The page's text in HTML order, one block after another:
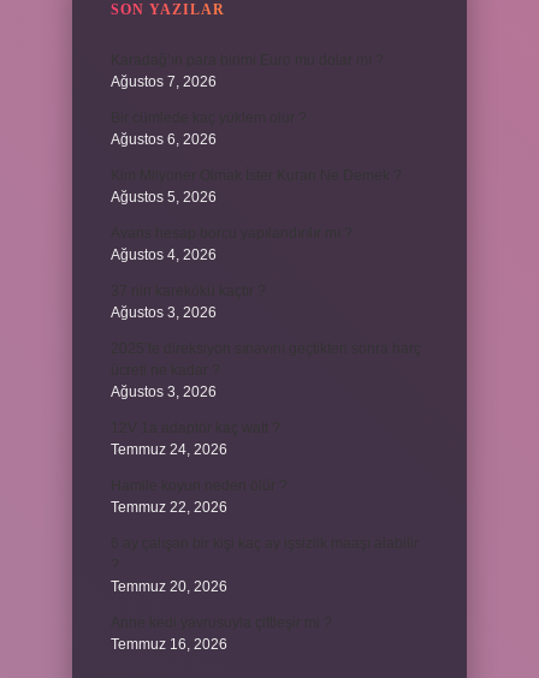
SON YAZILAR
Ağustos 7, 2026
Ağustos 6, 2026
Ağustos 5, 2026
Ağustos 4, 2026
Ağustos 3, 2026
Ağustos 3, 2026
Temmuz 24, 2026
Temmuz 22, 2026
Temmuz 20, 2026
Temmuz 16, 2026